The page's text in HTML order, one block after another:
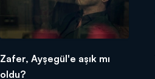
Zafer, Ayşegül'e aşık mı
oldu?